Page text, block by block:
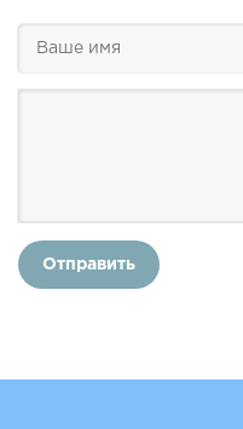
Отправить